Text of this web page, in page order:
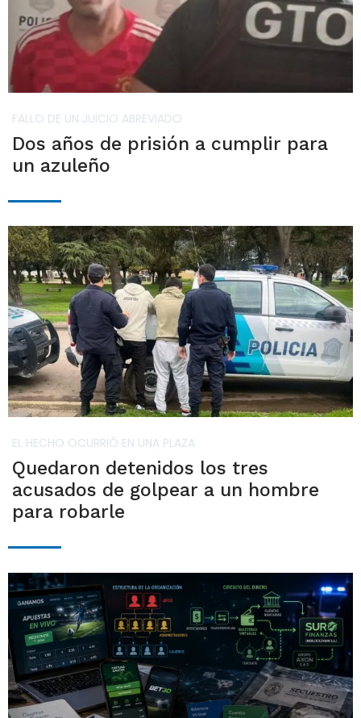
FALLO DE UN JUICIO ABREVIADO
Dos años de prisión a cumplir para
un azuleño
EL HECHO OCURRIÓ EN UNA PLAZA
Quedaron detenidos los tres
acusados de golpear a un hombre
para robarle